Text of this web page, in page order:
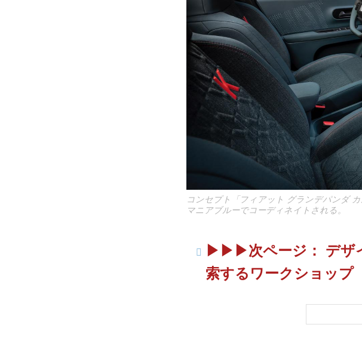
コンセプト「フィアット グランデパンダ
マニアブルーでコーディネイトされる。
▶︎▶︎▶︎次ページ： デザ
索するワークショップ